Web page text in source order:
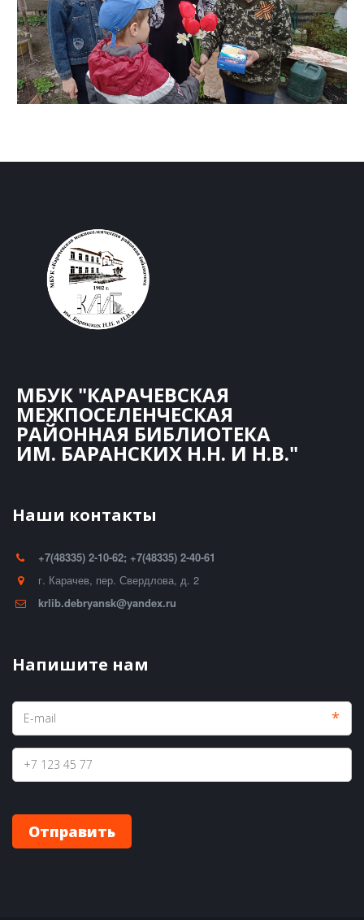
МБУК "КАРАЧЕВСКАЯ
МЕЖПОСЕЛЕНЧЕСКАЯ
РАЙОННАЯ БИБЛИОТЕКА
ИМ. БАРАНСКИХ Н.Н. И Н.В."
Наши контакты
+7(48335) 2-10-62; +7(48335) 2-40-61
г. Карачев, пер. Свердлова, д. 2
krlib.debryansk@yandex.ru
Напишите нам
*
Отправить